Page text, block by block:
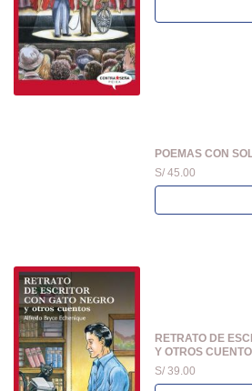
POEMAS CON
S/ 45.00
RETRATO DE
Y OTROS
S/ 39.00